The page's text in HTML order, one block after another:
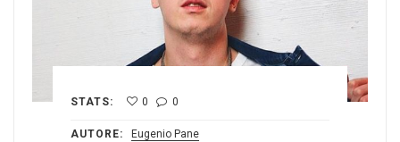
STATS: 0 0
AUTORE: Eugenio Pane